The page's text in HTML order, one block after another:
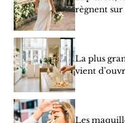
règnent sur
La plus
vient
Les